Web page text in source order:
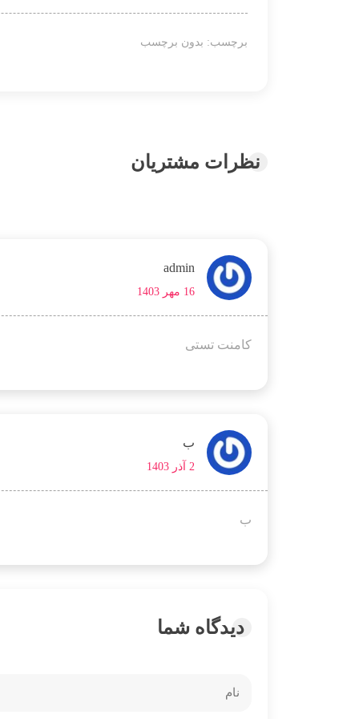
برچسب: بدون برچسب
نظرات مشتریان
admin
16 مهر 1403
کامنت تستی
ب
2 آذر 1403
ب
دیدگاه شما